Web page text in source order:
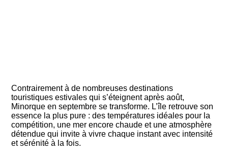
Contrairement à de nombreuses destinations
touristiques estivales qui s’éteignent après août,
Minorque en septembre se transforme. L’île retrouve son
essence la plus pure : des températures idéales pour la
compétition, une mer encore chaude et une atmosphère
détendue qui invite à vivre chaque instant avec intensité
et sérénité à la fois.